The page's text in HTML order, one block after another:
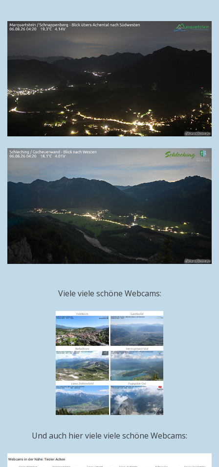
Viele viele schöne Webcams:
Und auch hier viele viele schöne Webcams: